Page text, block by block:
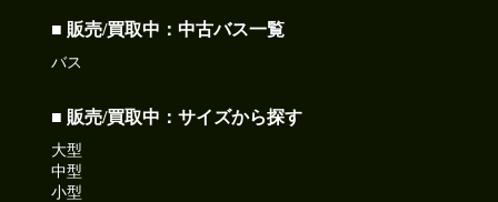
■ 販売/買取中：中古バス一覧
バス
■ 販売/買取中：サイズから探す
大型
中型
小型